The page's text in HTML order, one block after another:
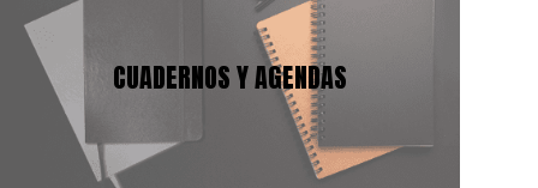
CUADERNOS Y AGENDAS
Tenemos mas de 10 años en la fabricación de
cuadernos y agendas, podemos adecuarnos a tu
presupuesto y a la necesidad, con gran variedad de
tamaños, cantidad de hojas y materiales.